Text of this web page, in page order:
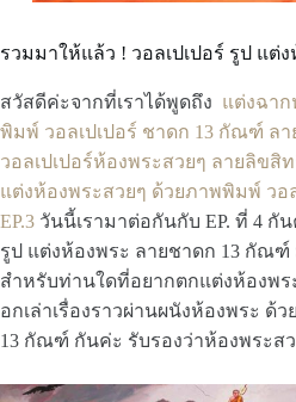
รวมมาให้แล้ว ! วอลเปเปอร์ รูป แ
สวัสดีค่ะจากที่เราได้พูดถึง แต่งฉาก
พิมพ์ วอลเปเปอร์ ชาดก 13 กัณฑ์ ลา
วอลเปเปอร์ห้องพระสวยๆ ลายลิขสิ
แต่งห้องพระสวยๆ ด้วยภาพพิมพ์ วอ
EP.3 วันนี้เรามาต่อกันกับ EP. ที่ 4 กัน
รูป แต่งห้องพระ ลายชาดก 13 กัณ
สำหรับท่านใดที่อยากตกแต่งห้องพร
อกเล่าเรื่องราวผ่านผนังห้องพระ ด้
13 กัณฑ์ กันค่ะ รับรองว่าห้องพระส